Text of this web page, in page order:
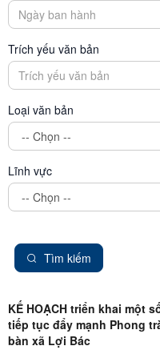
Trích yếu văn bản
Loại văn bản
Lĩnh vực
Tìm kiếm
KẾ HOẠCH triển khai một
tiếp tục đẩy mạnh Phong
bàn xã Lợi Bác